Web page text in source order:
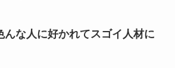
んな人に好かれてスゴイ人材に